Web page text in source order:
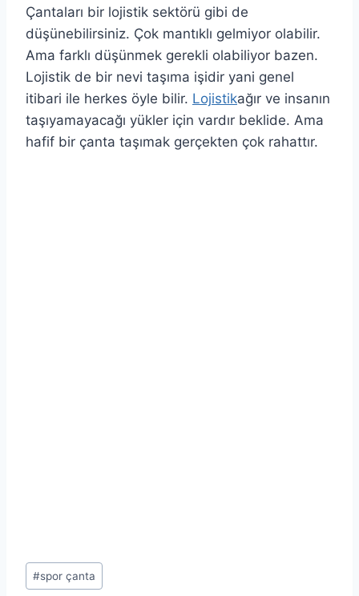
Çantaları bir lojistik sektörü gibi de
düşünebilirsiniz. Çok mantıklı gelmiyor olabilir.
Ama farklı düşünmek gerekli olabiliyor bazen.
Lojistik de bir nevi taşıma işidir yani genel
itibari ile herkes öyle bilir. Lojistikağır ve insanın
taşıyamayacağı yükler için vardır beklide. Ama
hafif bir çanta taşımak gerçekten çok rahattır.
Post
Tags:
#spor çanta